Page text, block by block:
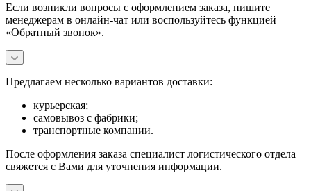
Если возникли вопросы с оформлением заказа, пишите
менеджерам в онлайн-чат или воспользуйтесь функцией
«Обратный звонок».
Предлагаем несколько вариантов доставки:
курьерская;
самовывоз с фабрики;
транспортные компании.
После оформления заказа специалист логистического отдела
свяжется с Вами для уточнения информации.